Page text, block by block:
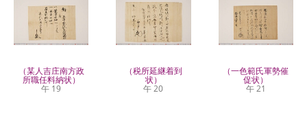
（某人吉庄南方政
所職任料納状）
午 19
（税所延継着到
状）
午 20
（一色範氏軍勢催
促状）
午 21